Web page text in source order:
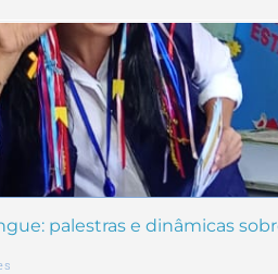
palestras e dinâmicas